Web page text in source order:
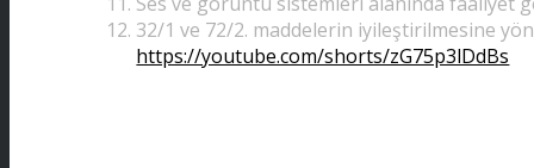
32/1 ve 72/2. maddelerin iyileştirilmesine
https://youtube.com/shorts/zG75p3lDdBs